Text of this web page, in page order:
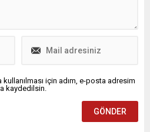
için adım, e-posta adresim
kaydedilsin.